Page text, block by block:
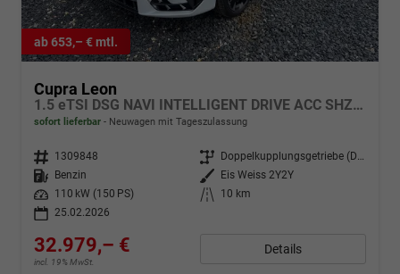
ab 653,– € mtl.
Cupra Leon
1.5 eTSI DSG NAVI INTELLIGENT DRIVE ACC SHZ KEYLESS
sofort lieferbar Neuwagen mit Tageszulassung
Fahrzeugnr. 1309848 Getriebe
Doppelkupplungsgetriebe (DSG)
Kraftstoff
Benzin Außenfarbe
Eis Weiss 2Y2Y
Leistung
110 kW (150 PS) Kilometerstand
10 km
25.02.2026
32.979,– €
incl. 19% MwSt.
Details